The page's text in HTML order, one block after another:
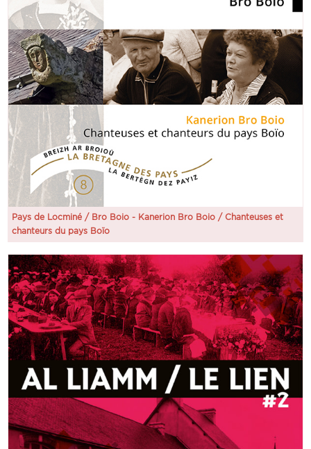
Pays de Locminé / Bro Boio - Kanerion Bro Boio / Chanteuses et
chanteurs du pays Boïo